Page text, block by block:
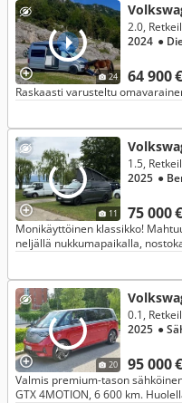
24 64 900 €
2.0,
2024 ●
Raskaasti varusteltu
11 75 000 €
1.5,
2025 ●
Monikäyttöinen klassikko!
neljällä nukkumapaikalla,
20 95 000 €
2025 ●
Valmis premium-tason
GTX 4MOTION, 6 600 km.